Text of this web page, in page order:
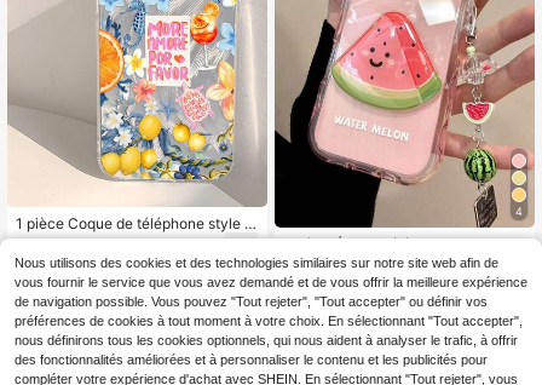
1 pièce Coque de téléphone style v
acances avec imprimé île d'été, élé
ments océaniques, motif tortue, citr
on et fruits, argentée transparente,
protection épaisse, convient pour S
amsung A05 A05S A13 A14 A15 A5
3 A54 A55 A56 S22 S23 S24 S25 A
pple 11 12 13 14 15 16 17 Pro Max
4
1 pièce Étui de téléphone design 3D
pastèque avec visage de dessin ani
mé et sangle à perles. Compatible a
vec iPhone 16 Pro Max/16 Pro. Styl
e coréen unique et créatif. Étui de té
léphone de dessin animé mignon et
haut de gamme compatible avec iP
hone 13/14/15/11/12. Étanche, antic
hoc, anti-chute et résistant aux ray
4
Nous utilisons des cookies et des technologies similaires sur notre site web afin de
vous fournir le service que vous avez demandé et de vous offrir la meilleure expérience
de navigation possible. Vous pouvez "Tout rejeter", "Tout accepter" ou définir vos
préférences de cookies à tout moment à votre choix. En sélectionnant "Tout accepter",
nous définirons tous les cookies optionnels, qui nous aident à analyser le trafic, à offrir
des fonctionnalités améliorées et à personnaliser le contenu et les publicités pour
compléter votre expérience d'achat avec SHEIN. En sélectionnant "Tout rejeter", vous